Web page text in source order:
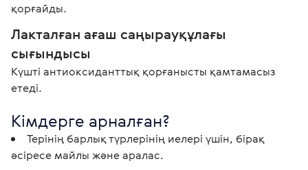
Лакталған ағаш саңырауқұлағы
сығындысы
Күшті антиоксиданттық қорғанысты қамтамасыз
Кімдерге арналған?
Терінің барлық түрлерінің иелері үшін, бірақ
әсіресе майлы және аралас.